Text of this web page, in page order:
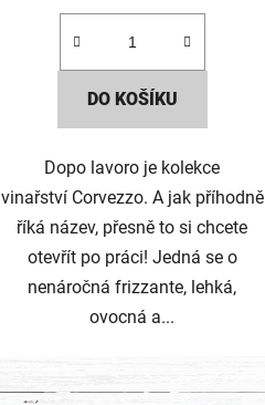
DO KOŠÍKU
Dopo lavoro je kolekce
vinařství Corvezzo. A jak příhodně
říká název, přesně to si chcete
otevřít po práci! Jedná se o
nenáročná frizzante, lehká,
ovocná a...